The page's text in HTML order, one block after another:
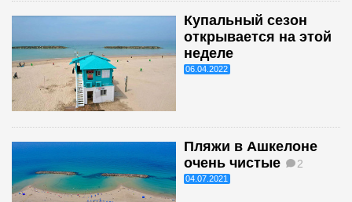
Купальный сезон
открывается на этой
неделе
06.04.2022
Пляжи в Ашкелоне
очень чистые
2
04.07.2021